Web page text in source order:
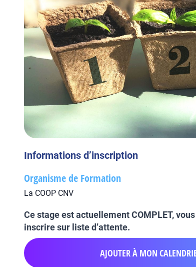
Informations d’inscription
Organisme de Formation
La COOP CNV
Ce stage est actuellement COMPLET,
inscrire sur liste d’attente.
AJOUTER À MON